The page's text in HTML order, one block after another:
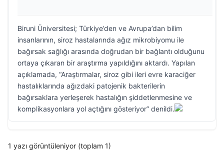
Biruni Üniversitesi; Türkiye’den ve Avrupa’dan bilim
insanlarının, siroz hastalarında ağız mikrobiyomu ile
bağırsak sağlığı arasında doğrudan bir bağlantı olduğunu
ortaya çıkaran bir araştırma yapıldığını aktardı. Yapılan
açıklamada, “Araştırmalar, siroz gibi ileri evre karaciğer
hastalıklarında ağızdaki patojenik bakterilerin
bağırsaklara yerleşerek hastalığın şiddetlenmesine ve
komplikasyonlara yol açtığını gösteriyor” denildi.
1 yazı görüntüleniyor (toplam 1)